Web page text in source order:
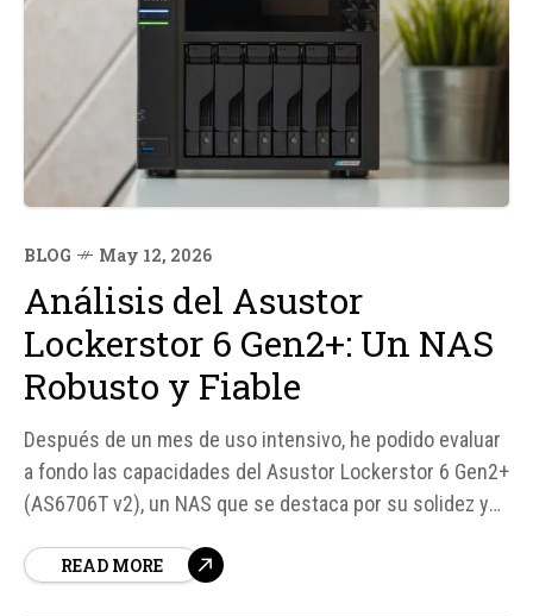
BLOG May 12, 2026
Análisis del Asustor
Lockerstor 6 Gen2+: Un NAS
Robusto y Fiable
Después de un mes de uso intensivo, he podido evaluar
a fondo las capacidades del Asustor Lockerstor 6 Gen2+
(AS6706T v2), un NAS que se destaca por su solidez y
este análisis, exploraremos sus características
READ MORE